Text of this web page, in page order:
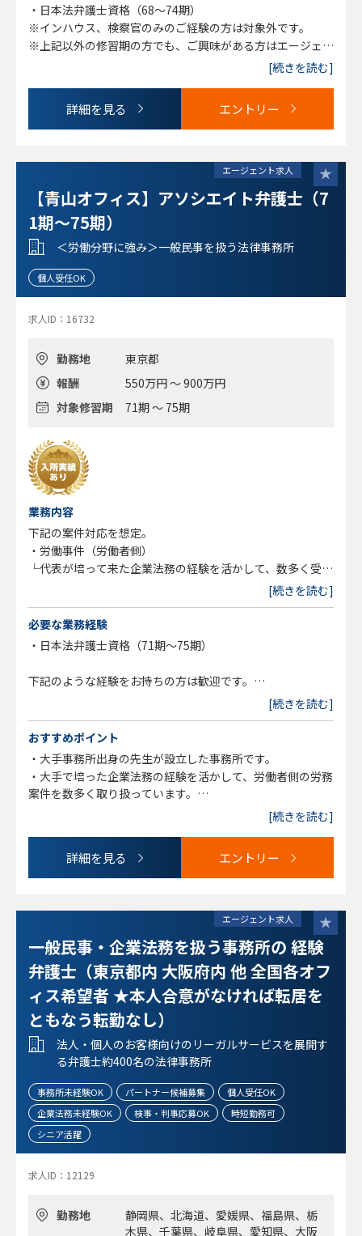
・日本法弁護士資格（68～74期）
※インハウス、検察官のみのご経験の方は対象外です。
※上記以外の修習期の方でも、ご興味がある方はエージェン
[続きを読む]
詳細を見る エントリー
エージェント求人
【青山オフィス】アソシエイト弁護士（7
1期～75期）
＜労働分野に強み＞一般民事を扱う法律事務所
個人受任OK
求人ID：16732
勤務地
東京都
報酬
550万円 ～ 900万円
対象修習期
71期 ～ 75期
業務内容
下記の案件対応を想定。
・労働事件（労働者側）
└代表が培って来た企業法務の経験を活かして、数多く受任
・企業法務（契約書のレビュー、法律相談、債権回収、労働
事件など）
・債務整理
・交通事故
・学校法務（生徒・学生側）
・他、家事案件全般
[続きを読む]
必要な業務経験
・日本法弁護士資格（71期～75期）
下記のような経験をお持ちの方は歓迎です。
・幅広く民事案件やってきたが、専門性を磨きたい方
・企業法務メインの事務所にいたが、民事事件を中心にやっ
ていきたい方
・ファーストキャリアとしてインハウスを選んだが、事務所
に転職したい方
・民事中心の事務所出身だが、少しでも企業法務が扱える事
務所に転職したい方
[続きを読む]
おすすめポイント
・大手事務所出身の先生が設立した事務所です。
・大手で培った企業法務の経験を活かして、労働者側の労務
案件を数多く取り扱っています。
・そのほかにも民事、家事、企業法務（顧問）の取り扱いも
あり、ご自身のキャリア形成に沿った案件を柔軟に対応でき
・ワークライフバランスもとりやすく、遅くまでの業務はさ
れる先生はほぼおらず、リモートワークなども柔軟に取り入
[続きを読む]
詳細を見る エントリー
エージェント求人
一般民事・企業法務を扱う事務所の 経験
弁護士（東京都内 大阪府内 他 全国各オフ
ィス希望者 ★本人合意がなければ転居を
ともなう転勤なし）
法人・個人のお客様向けのリーガルサービスを展開す
る弁護士約400名の法律事務所
事務所未経験OK パートナー候補募集
個人受任OK
企業法務未経験OK
検事・判事応募OK
時短勤務可
シニア活躍
求人ID：12129
勤務地
静岡県、北海道、愛媛県、福島県、栃
木県、千葉県、岐阜県、愛知県、大阪